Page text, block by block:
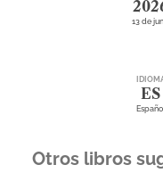
13 de
ES
Otros libros